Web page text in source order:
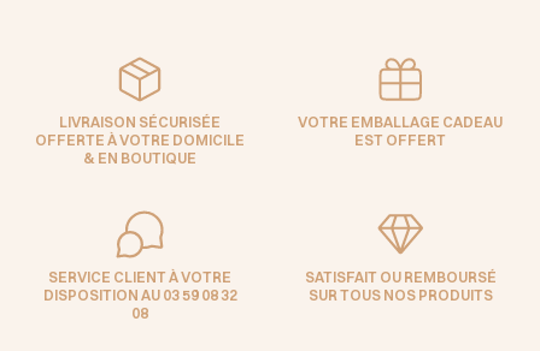
LIVRAISON SÉCURISÉE
OFFERTE À VOTRE DOMICILE
& EN BOUTIQUE
VOTRE EMBALLAGE CADEAU
EST OFFERT
SERVICE CLIENT À VOTRE
DISPOSITION AU 03 59 08 32
08
SATISFAIT OU REMBOURSÉ
SUR TOUS NOS PRODUITS